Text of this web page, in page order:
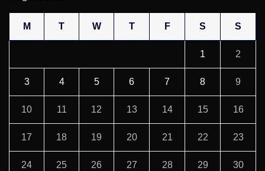
M T W T F S S
1 2
3 4 5 6 7 8 9
10 11 12 13 14 15 16
17 18 19 20 21 22 23
24 25 26 27 28 29 30